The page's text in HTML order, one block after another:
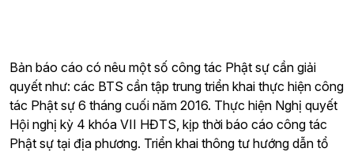
Bản báo cáo có nêu một số công tác Phật sự cần giải
quyết như: các BTS cần tập trung triển khai thực hiện công
tác Phật sự 6 tháng cuối năm 2016. Thực hiện Nghị quyết
Hội nghị kỳ 4 khóa VII HĐTS, kịp thời báo cáo công tác
Phật sự tại địa phương. Triển khai thông tư hướng dẫn tổ